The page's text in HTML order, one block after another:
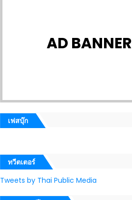
AD BANNER
เฟสบุ๊ก
ทวีตเตอร์
Tweets by Thai Public Media